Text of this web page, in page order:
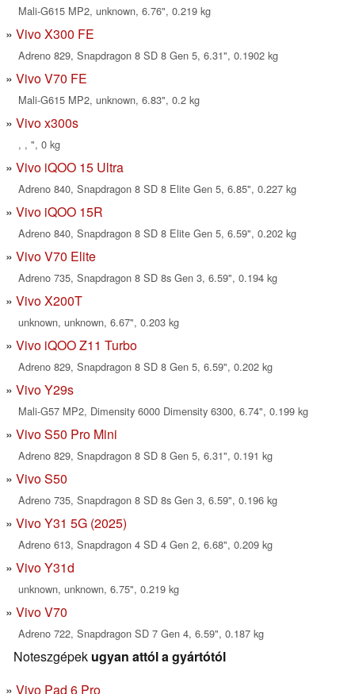
Mali-G615 MP2, unknown, 6.76", 0.219 kg
Vivo X300 FE
Adreno 829, Snapdragon 8 SD 8 Gen 5, 6.31", 0.1902 kg
Vivo V70 FE
Mali-G615 MP2, unknown, 6.83", 0.2 kg
Vivo x300s
, , ", 0 kg
Vivo iQOO 15 Ultra
Adreno 840, Snapdragon 8 SD 8 Elite Gen 5, 6.85", 0.227 kg
Vivo iQOO 15R
Adreno 840, Snapdragon 8 SD 8 Elite Gen 5, 6.59", 0.202 kg
Vivo V70 Elite
Adreno 735, Snapdragon 8 SD 8s Gen 3, 6.59", 0.194 kg
Vivo X200T
unknown, unknown, 6.67", 0.203 kg
Vivo iQOO Z11 Turbo
Adreno 829, Snapdragon 8 SD 8 Gen 5, 6.59", 0.202 kg
Vivo Y29s
Mali-G57 MP2, Dimensity 6000 Dimensity 6300, 6.74", 0.199 kg
Vivo S50 Pro Mini
Adreno 829, Snapdragon 8 SD 8 Gen 5, 6.31", 0.191 kg
Vivo S50
Adreno 735, Snapdragon 8 SD 8s Gen 3, 6.59", 0.196 kg
Vivo Y31 5G (2025)
Adreno 613, Snapdragon 4 SD 4 Gen 2, 6.68", 0.209 kg
Vivo Y31d
unknown, unknown, 6.75", 0.219 kg
Vivo V70
Adreno 722, Snapdragon SD 7 Gen 4, 6.59", 0.187 kg
Noteszgépek ugyan attól a gyártótól
Vivo Pad 6 Pro